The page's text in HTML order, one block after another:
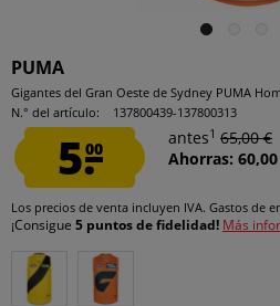
PUMA
Gigantes del Gran Oeste de Sydney PUMA
N.° del artículo:
137800439-137800313
5.00
antes1 65,00 €
Ahorras:
Los precios de venta incluyen IVA. Gastos de
¡Consigue 5 puntos de fidelidad! Más